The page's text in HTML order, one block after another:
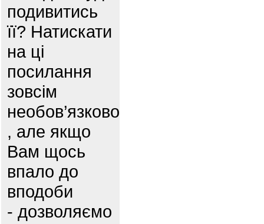
подивитись
її? Натискати
на ці
посилання
зовсім
необов’язково
, але якщо
Вам щось
впало до
вподоби
- дозволяємо